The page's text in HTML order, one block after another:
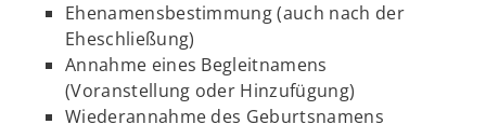
Ehenamensbestimmung (auch nach der
Eheschließung)
Annahme eines Begleitnamens
(Voranstellung oder Hinzufügung)
Wiederannahme des Geburtsnamens